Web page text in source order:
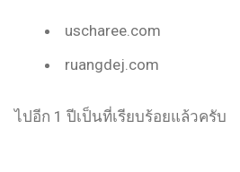
uscharee.com
ruangdej.com
ไปอีก 1 ปีเป็นที่เรียบร้อยแล้วครับ